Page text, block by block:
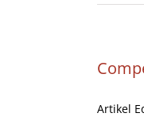
Artikel